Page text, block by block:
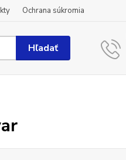
Ochrana súkromia
Hľadať